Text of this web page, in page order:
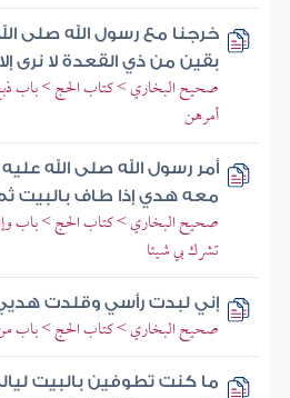
خرجنا مع رسول الله صلى
بقين من ذي القعدة لا نرى
صحيح البخاري > كتاب الحج > باب
أمرهن
أمر رسول الله صلى الله
معه هدي إذا طاف بالبيت
صحيح البخاري > كتاب الحج > باب وإذ
تشرك بي شيئا
إني لبدت رأسي وقلدت
صحيح البخاري > كتاب الحج > باب
ما كنت تطوفين بالبيت